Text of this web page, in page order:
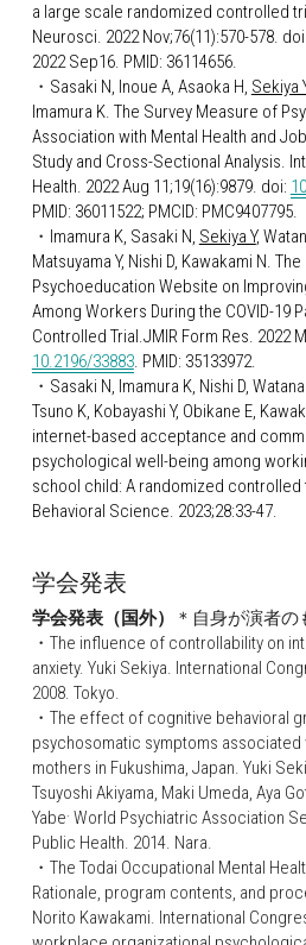
a large scale randomized controlled
Neurosci. 2022 Nov;76(11):570-578. doi:
2022 Sep16. PMID: 36114656.
・ Sasaki N, Inoue A, Asaoka H, Sekiya
Imamura K. The Survey Measure of
Association with Mental Health and
Study and Cross-Sectional Analysis.
Health. 2022 Aug 11;19(16):9879. doi:
PMID: 36011522; PMCID: PMC9407795.
・ Imamura K, Sasaki N, Sekiya Y,
Matsuyama Y, Nishi D, Kawakami N.
Psychoeducation Website on
Among Workers During the COVID-19
10.2196/33883. PMID: 35133972.
・ Sasaki N, Imamura K, Nishi D,
Tsuno K, Kobayashi Y, Obikane E,
internet-based acceptance and
psychological well-being among
school child: A randomized controlled
Behavioral Science. 2023;28:33-47.
学会発表
学会発表（国外）
＊自身が演者の
・The influence of controllability on
anxiety. Yuki Sekiya. International
2008. Tokyo.
・The effect of cognitive behavioral
psychosomatic symptoms
mothers in Fukushima, Japan. Yuki
Tsuyoshi Akiyama, Maki Umeda, Aya
Yabe. World Psychiatric Association
Public Health. 2014. Nara.
・The Todai Occupational Mental
Rationale, program contents, and
Norito Kawakami. International